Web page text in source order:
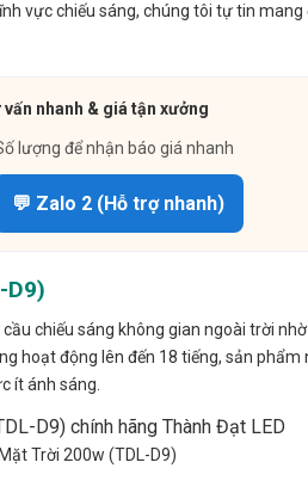
vực chiếu sáng, chúng tôi tự tin mang
nhanh & giá tận xưởng
lượng để nhận báo giá nhanh
💬 Zalo 2 (Hỗ trợ nhanh)
D9)
chiếu sáng không gian ngoài trời nhờ
hoạt động lên đến 18 tiếng, sản phẩm
ít ánh sáng.
Trời 200w (TDL-D9)